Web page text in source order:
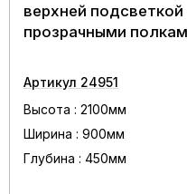
верхней
прозрачными
Артикул 24951
Высота : 2100мм
Ширина : 900мм
Глубина : 450мм